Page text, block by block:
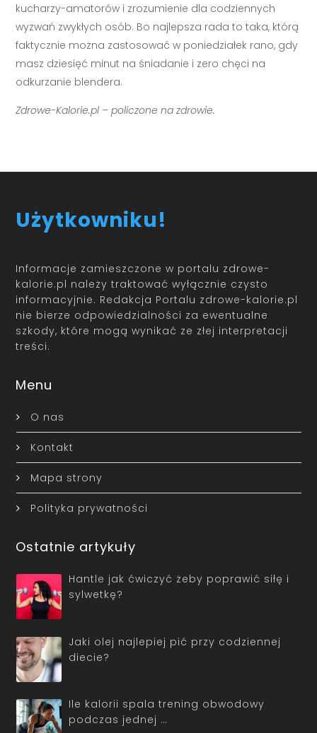
kucharzy-amatorów i zrozumienie dla codziennych
wyzwań zwykłych osób. Bo najlepsza rada to taka, którą
faktycznie można zastosować w poniedziałek rano, gdy
masz dziesięć minut na śniadanie i zero chęci na
odkurzanie blendera.
Zdrowe-Kalorie.pl – policzone na zdrowie.
Użytkowniku!
Informacje zamieszczone w portalu zdrowe-
kalorie.pl należy traktować wyłącznie czysto
informacyjnie. Redakcja Portalu zdrowe-kalorie.pl
nie bierze odpowiedzialności za ewentualne
szkody, które mogą wynikać ze złej interpretacji
treści.
Menu
O nas
Kontakt
Mapa strony
Polityka prywatności
Ostatnie artykuły
Hantle jak ćwiczyć żeby poprawić siłę i
sylwetkę?
Jaki olej najlepiej pić przy codziennej
diecie?
Ile kalorii spala trening obwodowy
podczas jednej …